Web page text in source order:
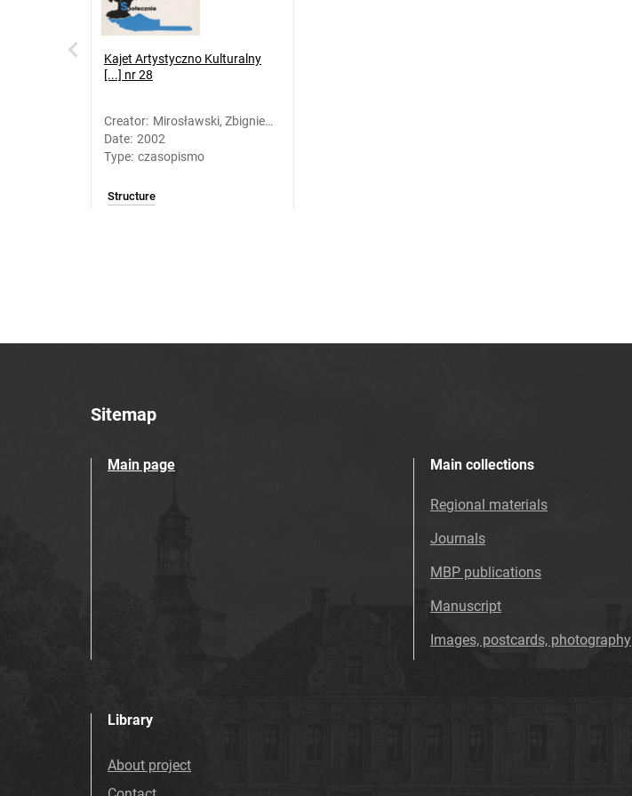
Kajet Artystyczno Kulturalny
[...] nr 28
Creator: Mirosławski, Zbigniew
(1958-). Oprac.
Date: 2002
Type: czasopismo
Structure
Sitemap
Main page Main collections
Regional materials
Journals
MBP publications
Manuscript
Images, postcards, photography
Library
About project